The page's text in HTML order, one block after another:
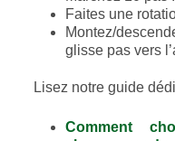
Faites une
Montez/
glisse pas vers
Lisez notre guide
Comment